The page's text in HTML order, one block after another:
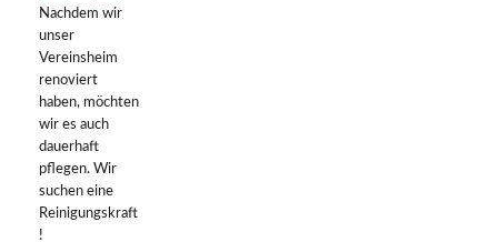
Nachdem wir
unser
Vereinsheim
renoviert
haben, möchten
wir es auch
dauerhaft
pflegen. Wir
suchen eine
Reinigungskraft
!